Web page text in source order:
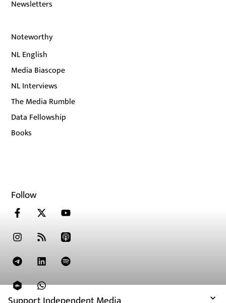
Newsletters
Noteworthy
NL English
Media Biascope
NL Interviews
The Media Rumble
Data Fellowship
Books
Follow